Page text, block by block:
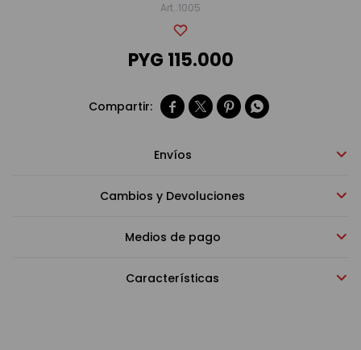
1005
PYG 115.000
   
Envíos
Cambios y Devoluciones
Medios de pago
Características
Accesorios y regalos